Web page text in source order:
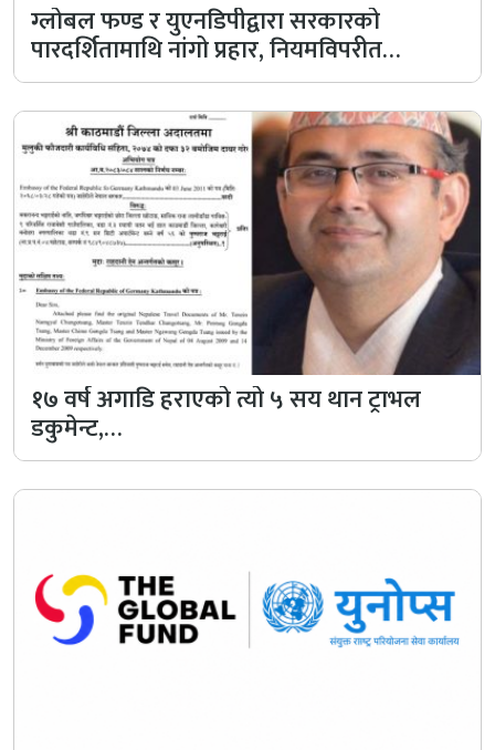
ग्लोबल फण्ड र युएनडिपीद्वारा सरकारको
पारदर्शितामाथि नांगो प्रहार, नियमविपरीत
विवादास्पद…
१७ वर्ष अगाडि हराएको त्यो ५ सय थान ट्राभल
डकुमेन्ट,…